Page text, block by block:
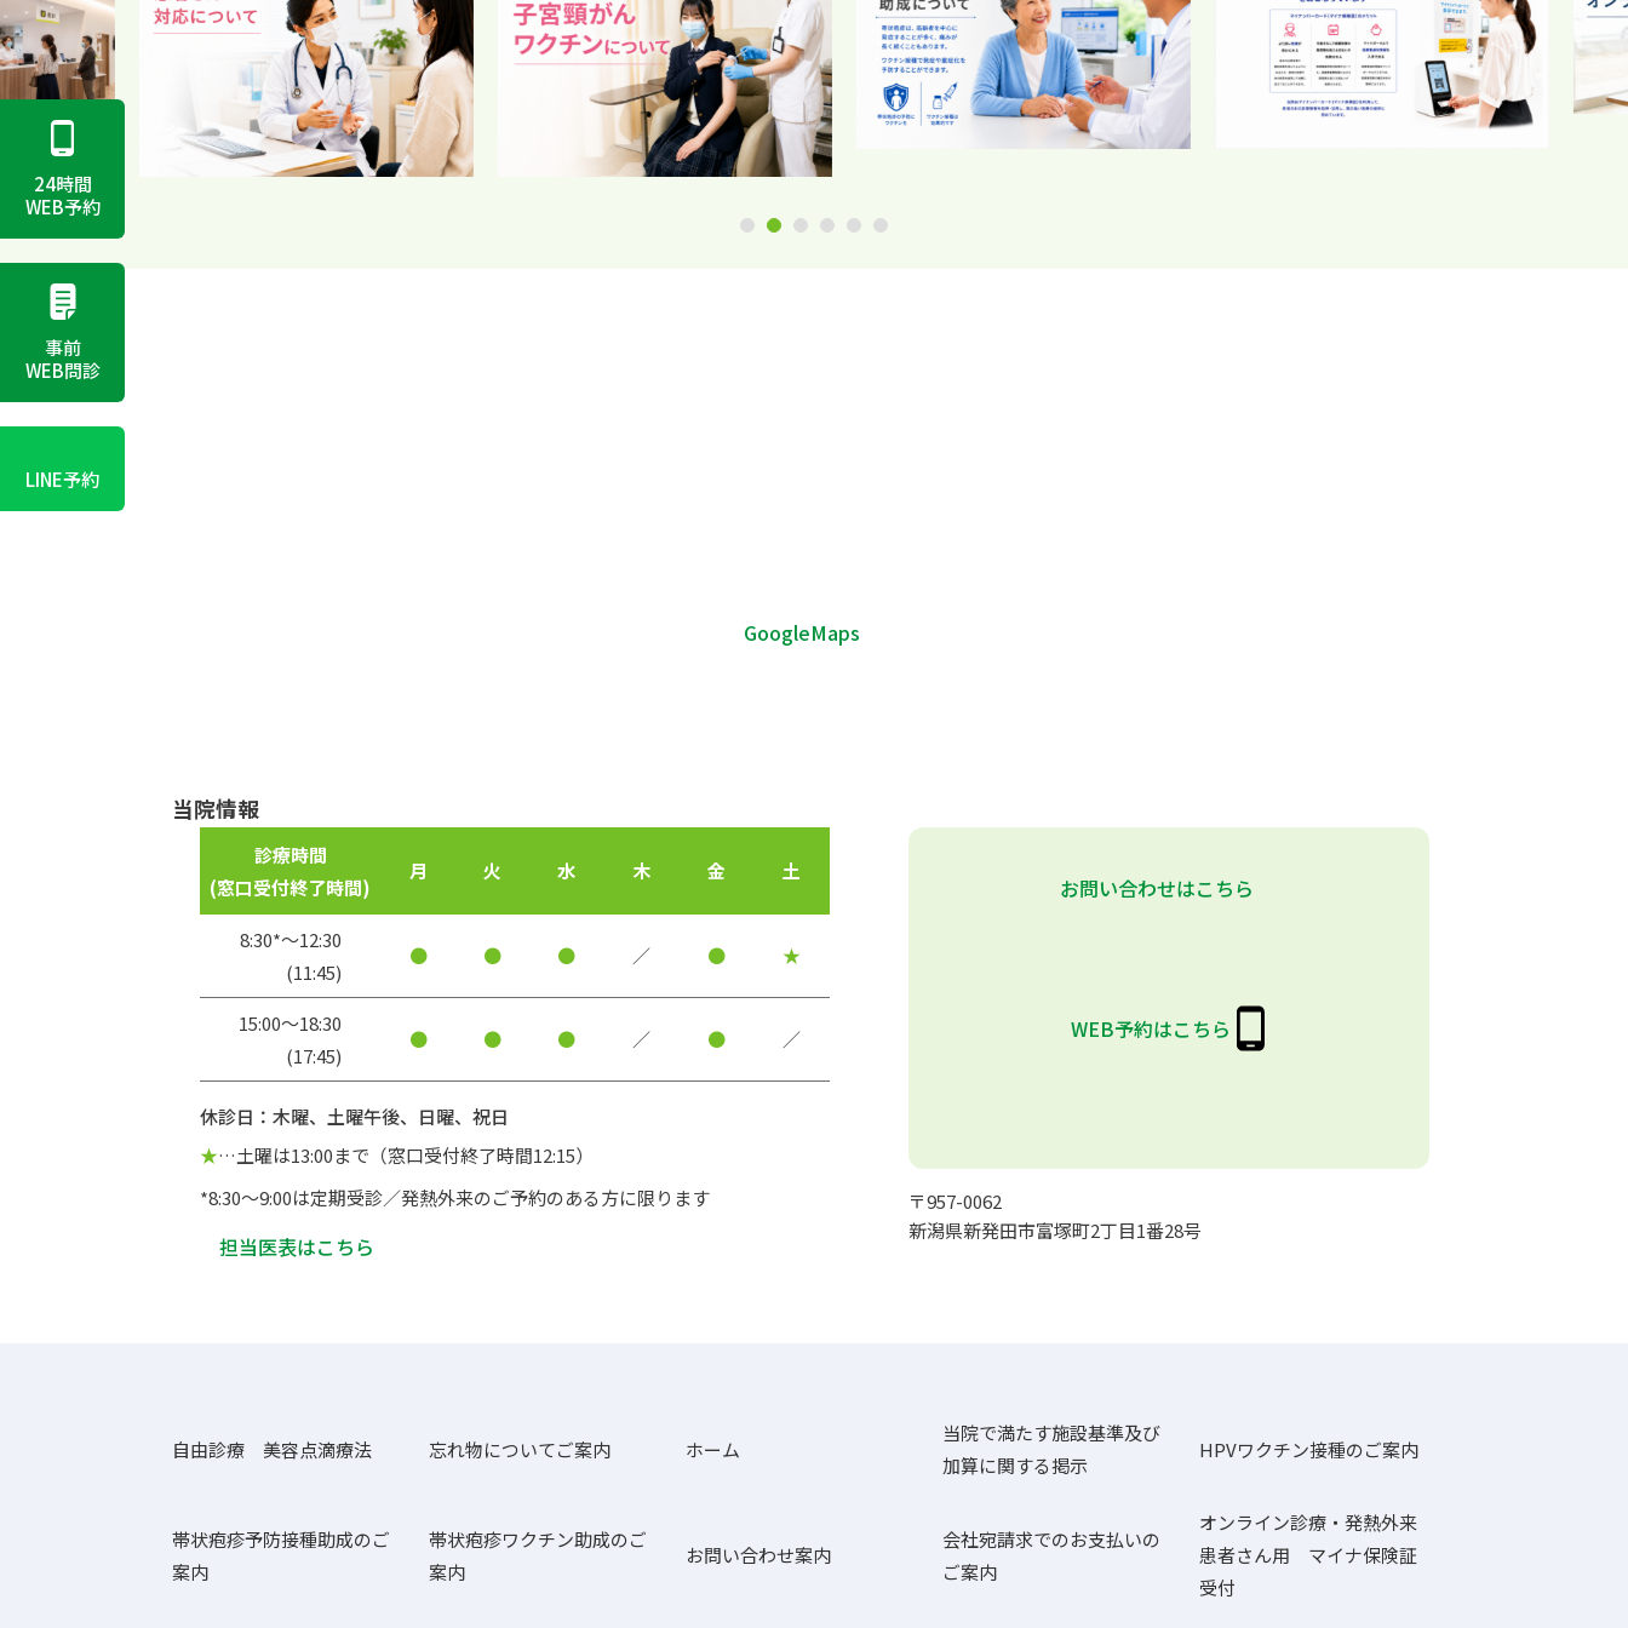
1 2 3 4 5 6
GoogleMaps
当院情報
診療時間
(窓口受付終了時間)
月 火 水 木 金 土
8:30*〜12:30
(11:45)
● ● ● ／ ● ★
15:00〜18:30
(17:45)
● ● ● ／ ● ／
休診日：木曜、土曜午後、日曜、祝日
★…土曜は13:00まで（窓口受付終了時間12:15）
*8:30～9:00は定期受診／発熱外来のご予約のある方に限ります
担当医表はこちら
お問い合わせはこちら
WEB予約はこちら
〒957-0062
新潟県新発田市富塚町2丁目1番28号
自由診療 美容点滴療法 忘れ物についてご案内 ホーム
当院で満たす施設基準及び
加算に関する掲示
HPVワクチン接種のご案内
帯状疱疹予防接種助成のご
案内
帯状疱疹ワクチン助成のご
案内
お問い合わせ案内
会社宛請求でのお支払いの
ご案内
オンライン診療・発熱外来
患者さん用 マイナ保険証
受付
24時間
WEB予約
事前
WEB問診
LINE予約